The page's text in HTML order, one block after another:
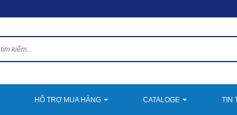
HỖ TRỢ MUA HÀNG CATALOGE TIN